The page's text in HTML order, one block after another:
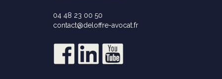
04 48 23 00 50
contact@deloffre-avocat.fr